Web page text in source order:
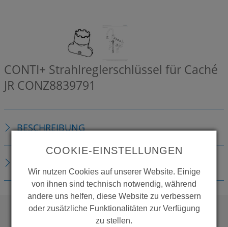
CONTI+ Strahlreglerschlüssel für Caché
JR CONZ8839791
BESCHREIBUNG
COOKIE-EINSTELLUNGEN
Wir nutzen Cookies auf unserer Website. Einige
von ihnen sind technisch notwendig, während
andere uns helfen, diese Website zu verbessern
oder zusätzliche Funktionalitäten zur Verfügung
zu stellen.